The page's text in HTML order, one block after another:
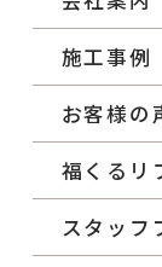
施工事例
お客様の
福くるリ
スタッフ